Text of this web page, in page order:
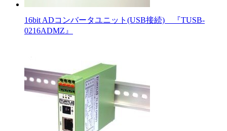
16bit ADコンバータユニット(USB接続) 『TUSB-
0216ADMZ』